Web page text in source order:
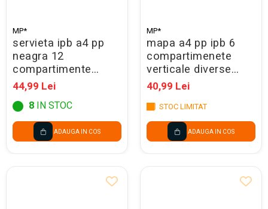
MP*
servieta ipb a4 pp
neagra 12
compartimente
colorate, cu elastic
pc619
44,99 Lei
8 IN STOC
ADAUGA IN COS
MP*
mapa a4 pp ipb 6
compartimenete
verticale diverse
culori, translucida
pc385
40,99 Lei
STOC LIMITAT
ADAUGA IN COS